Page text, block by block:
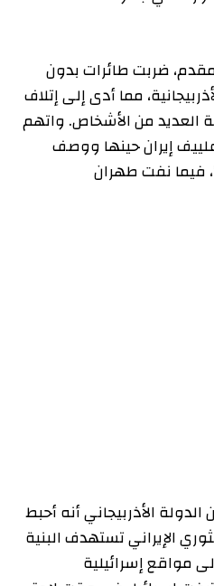
ضربت طائرات بدون
مما أدى إلى إتلاف
العديد من الأشخاص. واتهم
إيران حينها ووصف
فيما نفت طهران
الأذربيجاني أنه أحبط
الإيراني تستهدف البنية
مواقع إسرائيلية